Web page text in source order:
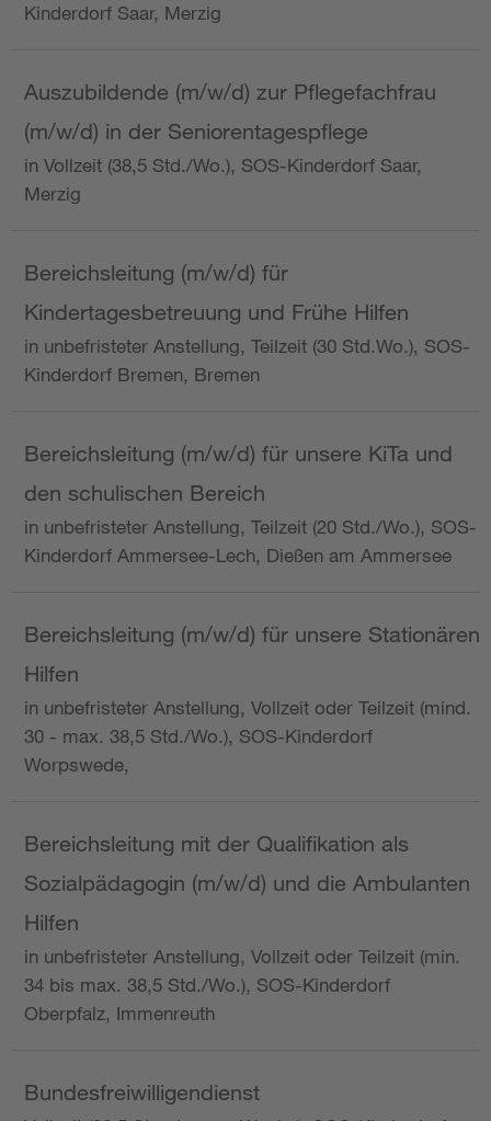
Kinderdorf Saar, Merzig
Auszubildende (m/w/d) zur Pflegefachfrau
(m/w/d) in der Seniorentagespflege
in Vollzeit (38,5 Std./Wo.), SOS-Kinderdorf Saar,
Merzig
Bereichsleitung (m/w/d) für
Kindertagesbetreuung und Frühe Hilfen
in unbefristeter Anstellung, Teilzeit (30 Std.Wo.), SOS-
Kinderdorf Bremen, Bremen
Bereichsleitung (m/w/d) für unsere KiTa und
den schulischen Bereich
in unbefristeter Anstellung, Teilzeit (20 Std./Wo.), SOS-
Kinderdorf Ammersee-Lech, Dießen am Ammersee
Bereichsleitung (m/w/d) für unsere Stationären
Hilfen
in unbefristeter Anstellung, Vollzeit oder Teilzeit (mind.
30 - max. 38,5 Std./Wo.), SOS-Kinderdorf
Worpswede,
Bereichsleitung mit der Qualifikation als
Sozialpädagogin (m/w/d) und die Ambulanten
Hilfen
in unbefristeter Anstellung, Vollzeit oder Teilzeit (min.
34 bis max. 38,5 Std./Wo.), SOS-Kinderdorf
Oberpfalz, Immenreuth
Bundesfreiwilligendienst